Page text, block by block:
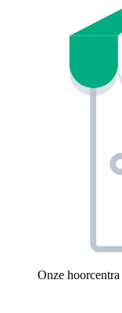
Onze hoorcentra